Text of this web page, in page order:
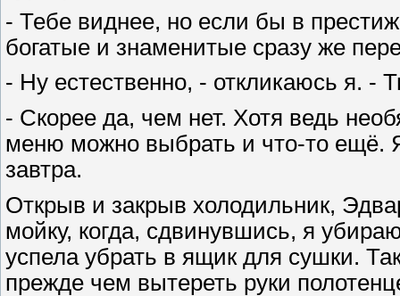
- Тебе виднее, но если бы в
богатые и знаменитые сразу же
- Ну естественно, - откликаюсь я. -
- Скорее да, чем нет. Хотя ведь
меню можно выбрать и что-то ещё.
завтра.
Открыв и закрыв холодильник,
мойку, когда, сдвинувшись, я
успела убрать в ящик для сушки.
прежде чем вытереть руки